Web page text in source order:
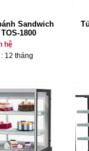
Sandwich
1800
hệ
12 tháng